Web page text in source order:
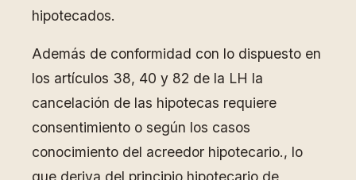
hipotecados.
Además de conformidad con lo dispuesto en
los artículos 38, 40 y 82 de la LH la
cancelación de las hipotecas requiere
consentimiento o según los casos
conocimiento del acreedor hipotecario., lo
que deriva del principio hipotecario de